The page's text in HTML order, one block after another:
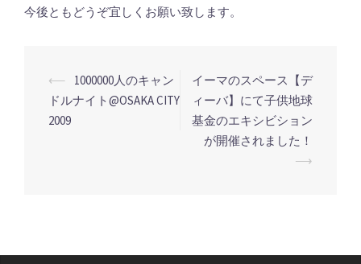
今後ともどうぞ宜しくお願い致します。
投
稿
ナ
ョ
⟵
1000000人のキャン
ドルナイト@OSAKA CITY
2009
イーマのスペース【デ
ィーバ】にて子供地球
基金のエキシビション
が開催されました！
⟶